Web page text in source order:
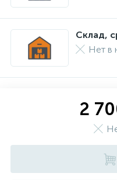
Склад,
Нет в
2